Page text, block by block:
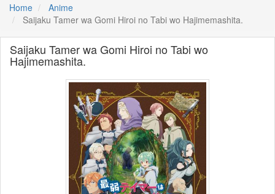
Home
Anime
Saijaku Tamer wa Gomi Hiroi no Tabi wo Hajimemashita.
Saijaku Tamer wa Gomi Hiroi no Tabi wo
Hajimemashita.